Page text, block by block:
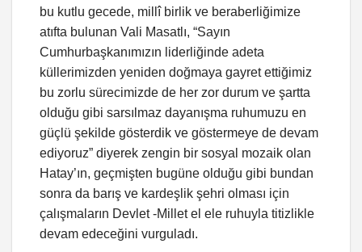
bu kutlu gecede, millî birlik ve beraberliğimize
atıfta bulunan Vali Masatlı, “Sayın
Cumhurbaşkanımızın liderliğinde adeta
küllerimizden yeniden doğmaya gayret ettiğimiz
bu zorlu sürecimizde de her zor durum ve şartta
olduğu gibi sarsılmaz dayanışma ruhumuzu en
güçlü şekilde gösterdik ve göstermeye de devam
ediyoruz” diyerek zengin bir sosyal mozaik olan
Hatay’ın, geçmişten bugüne olduğu gibi bundan
sonra da barış ve kardeşlik şehri olması için
çalışmaların Devlet -Millet el ele ruhuyla titizlikle
devam edeceğini vurguladı.